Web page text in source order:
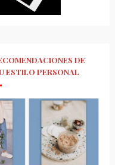
DE
ESTILO PERSONAL